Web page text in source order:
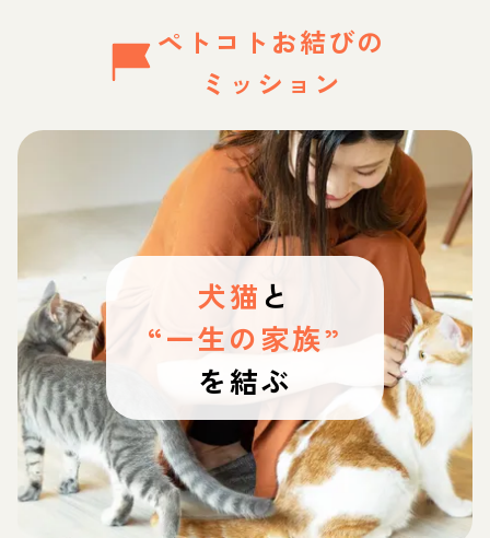
ペトコトお結びの
ミッション
犬猫 と
“一生の家族”
を結ぶ